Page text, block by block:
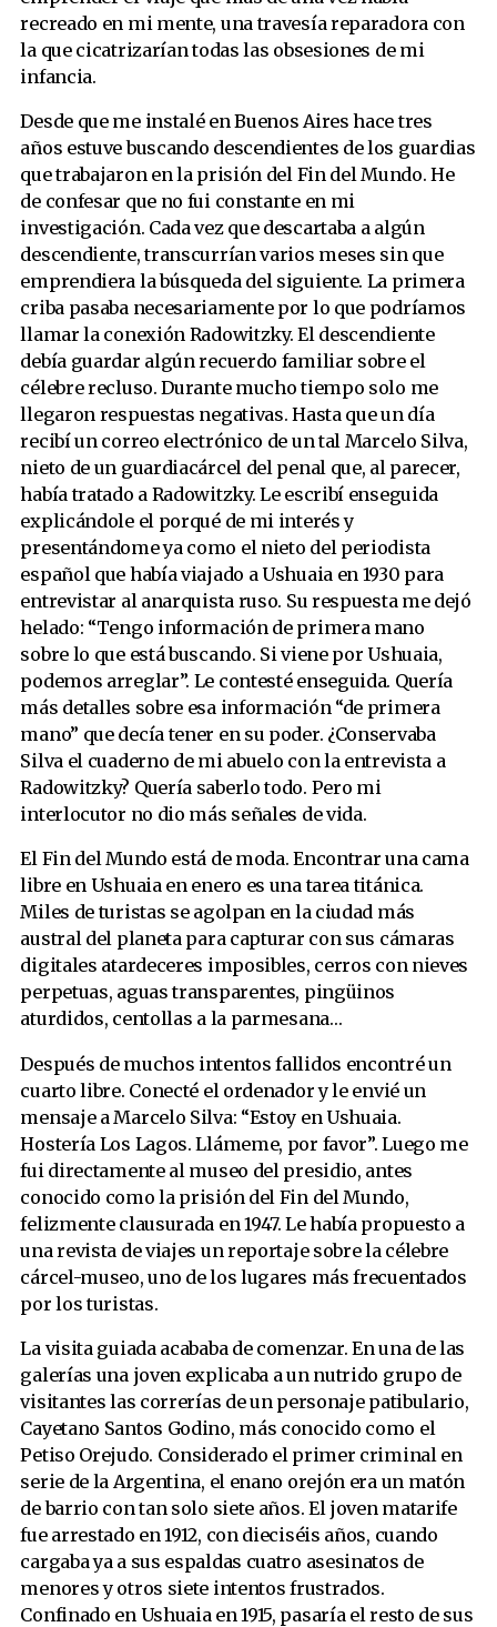
recreado en mi mente, una travesía reparadora con
la que cicatrizarían todas las obsesiones de mi
infancia.
Desde que me instalé en Buenos Aires hace tres
años estuve buscando descendientes de los guardias
que trabajaron en la prisión del Fin del Mundo. He
de confesar que no fui constante en mi
investigación. Cada vez que descartaba a algún
descendiente, transcurrían varios meses sin que
emprendiera la búsqueda del siguiente. La primera
criba pasaba necesariamente por lo que podríamos
llamar la conexión Radowitzky. El descendiente
debía guardar algún recuerdo familiar sobre el
célebre recluso. Durante mucho tiempo solo me
llegaron respuestas negativas. Hasta que un día
recibí un correo electrónico de un tal Marcelo Silva,
nieto de un guardiacárcel del penal que, al parecer,
había tratado a Radowitzky. Le escribí enseguida
explicándole el porqué de mi interés y
presentándome ya como el nieto del periodista
español que había viajado a Ushuaia en 1930 para
entrevistar al anarquista ruso. Su respuesta me dejó
helado: “Tengo información de primera mano
sobre lo que está buscando. Si viene por Ushuaia,
podemos arreglar”. Le contesté enseguida. Quería
más detalles sobre esa información “de primera
mano” que decía tener en su poder. ¿Conservaba
Silva el cuaderno de mi abuelo con la entrevista a
Radowitzky? Quería saberlo todo. Pero mi
interlocutor no dio más señales de vida.
El Fin del Mundo está de moda. Encontrar una cama
libre en Ushuaia en enero es una tarea titánica.
Miles de turistas se agolpan en la ciudad más
austral del planeta para capturar con sus cámaras
digitales atardeceres imposibles, cerros con nieves
perpetuas, aguas transparentes, pingüinos
aturdidos, centollas a la parmesana…
Después de muchos intentos fallidos encontré un
cuarto libre. Conecté el ordenador y le envié un
mensaje a Marcelo Silva: “Estoy en Ushuaia.
Hostería Los Lagos. Llámeme, por favor”. Luego me
fui directamente al museo del presidio, antes
conocido como la prisión del Fin del Mundo,
felizmente clausurada en 1947. Le había propuesto a
una revista de viajes un reportaje sobre la célebre
cárcel-museo, uno de los lugares más frecuentados
por los turistas.
La visita guiada acababa de comenzar. En una de las
galerías una joven explicaba a un nutrido grupo de
visitantes las correrías de un personaje patibulario,
Cayetano Santos Godino, más conocido como el
Petiso Orejudo. Considerado el primer criminal en
serie de la Argentina, el enano orejón era un matón
de barrio con tan solo siete años. El joven matarife
fue arrestado en 1912, con dieciséis años, cuando
cargaba ya a sus espaldas cuatro asesinatos de
menores y otros siete intentos frustrados.
Confinado en Ushuaia en 1915, pasaría el resto de sus